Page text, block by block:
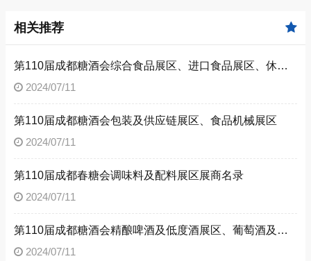
相关推荐
第110届成都糖酒会综合食品展区、进口食品展区、休闲食品展区，休闲及烘培食品展区展商名录
2024/07/11
第110届成都糖酒会包装及供应链展区、食品机械展区
2024/07/11
第110届成都春糖会调味料及配料展区展商名录
2024/07/11
第110届成都糖酒会精酿啤酒及低度酒展区、葡萄酒及国际烈酒展区
2024/07/11